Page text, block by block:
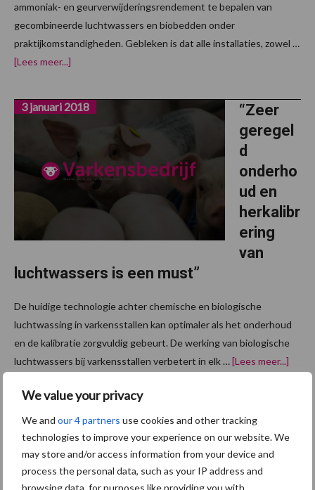
We value your privacy
We and our 4 partners use cookies and other tracking
technologies to improve your experience on our website. We
may store and/or access information from your device and
process the personal data, such as your IP address and
browsing data, for purposes like providing you with
ammoniak- en geurverwijderingsrendement te bepalen van
gecombineerde luchtwassers en biobedden onder
praktijkomstandigheden. Gebleken is dat alle installaties, zowel …
[Lees meer...]
combi-
luchtwassers
noodzakelijk
goede
werking
“Zeer
geregel
d
onderho
ud en
herkalibr
ering
van
luchtwassers is een must”
3 januari 2018
De huidige technologie achter chemische en biologische
luchtwassing in varkensstallen kan optimaler als het onderhoud
en de kalibratie zorgvuldig gebeurt. De werking van biologische
luchtwassers bij varkensstallen verbetert in elk …[Lees meer...]
is
Primaire
Sidebar
Recent nieuws Partner nieuws
7 aug
Britse varkenssector vreest